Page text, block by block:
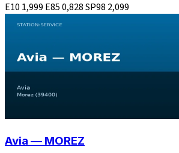
E10 1,999 E850,828SP98 2,099
Avia — MOREZ